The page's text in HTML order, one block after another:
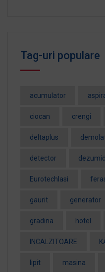
Tag-uri populare
acumulator
ciocan crengi
deltaplus
detector
EurotechIasi
gaurit generator
gradina hotel
INCALZITOARE
lipit masina